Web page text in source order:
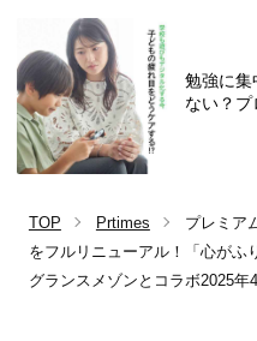
勉強に集
ない？プ
TOP Prtimes
プレミア
をフルリニューアル！「心がふ
グランスメゾンとコラボ2025年